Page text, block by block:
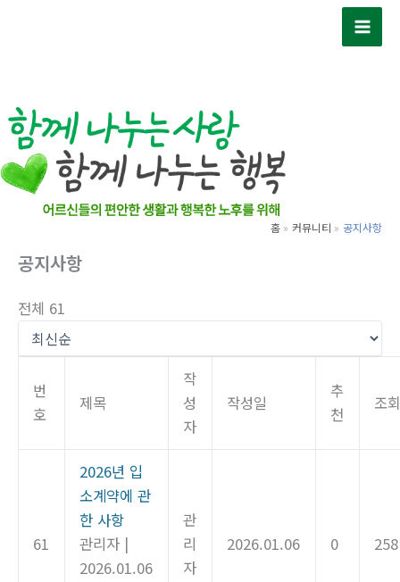
너
기
홈 커뮤니티 공지사항
공지사항
전체 61
번
호
제목
작
성
자
작성일
추
천
조
61
2026년 입
소계약에 관
한 사항
관리자 |
2026.01.06
관
리
자
2026.01.06 0 258